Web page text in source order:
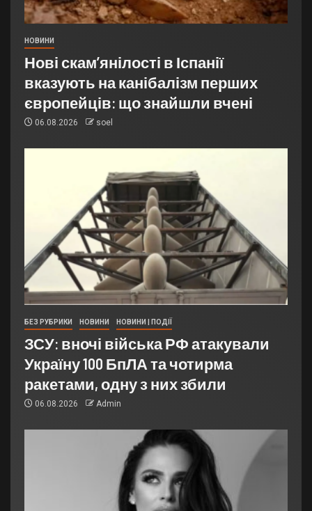
НОВИНИ
Нові скам’янілості в Іспанії
вказують на канібалізм перших
європейців: що знайшли вчені
06.08.2026 soel
БЕЗ РУБРИКИ НОВИНИ НОВИНИ | ПОДІЇ
ЗСУ: вночі війська РФ атакували
Україну 100 БпЛА та чотирма
ракетами, одну з них збили
06.08.2026 Admin